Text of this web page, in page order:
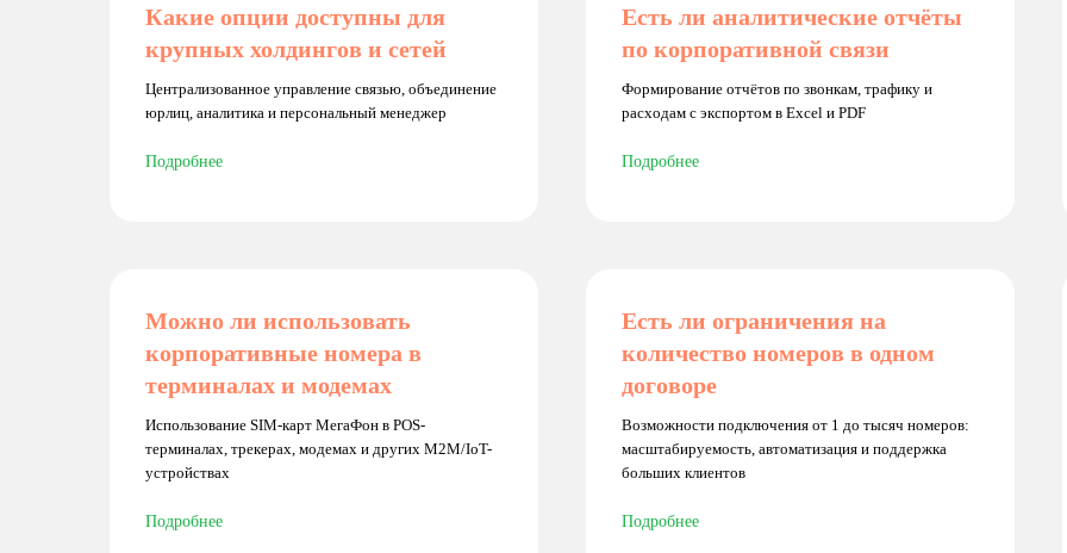
Какие опции доступны для
крупных холдингов и сетей
Централизованное управление связью, объединение
юрлиц, аналитика и персональный менеджер
Подробнее
Есть ли аналитические отчёты
по корпоративной связи
Формирование отчётов по звонкам, трафику и
расходам с экспортом в Excel и PDF
Подробнее
Можно ли использовать
корпоративные номера в
терминалах и модемах
Использование SIM-карт МегаФон в POS-
терминалах, трекерах, модемах и других M2M/IoT-
устройствах
Подробнее
Есть ли ограничения на
количество номеров в одном
договоре
Возможности подключения от 1 до тысяч номеров:
масштабируемость, автоматизация и поддержка
больших клиентов
Подробнее